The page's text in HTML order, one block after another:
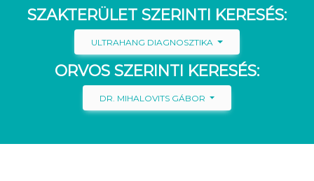
SZAKTERÜLET SZERINTI KERESÉS:
ULTRAHANG DIAGNOSZTIKA
ORVOS SZERINTI KERESÉS:
DR. MIHALOVITS GÁBOR